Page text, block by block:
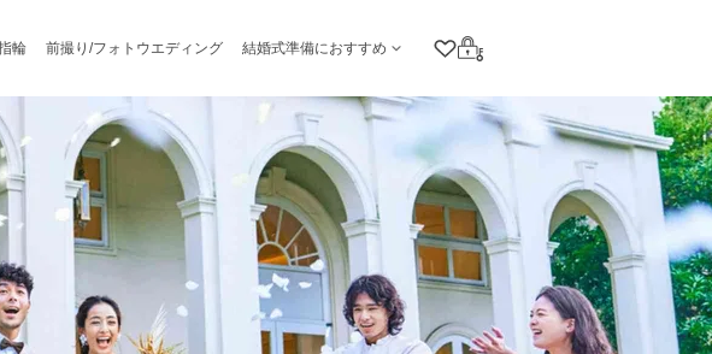
輪 前撮り/フォトウエディング 結婚式準備におすすめ
クリップリスト
ログイン